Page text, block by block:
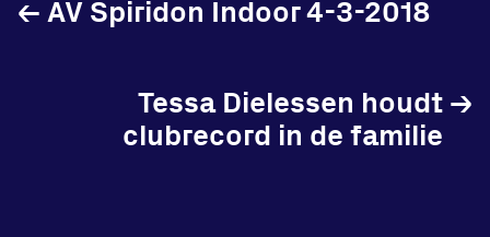
AV Spiridon Indoor 4-3-2018
←
Tessa Dielessen houdt
clubrecord in de familie
→